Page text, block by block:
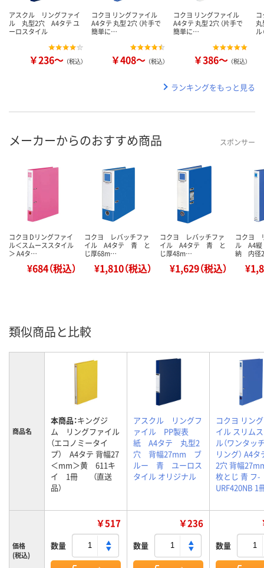
アスクル リングファイ
ル 丸型2穴 A4タテ ユ
ーロスタイル
￥236～ （税込）
コクヨ リングファイル
A4タテ 丸型 2穴 （片手で
簡単に…
￥408～ （税込）
コクヨ リングファイル
A4タテ 丸型 2穴 （片手で
簡単に…
￥386～ （税込）
ランキングをもっと見る
メーカーからのおすすめ商品 スポンサー
コクヨ Dリングファイ
ル＜スムーススタイル
＞ A4タ…
¥684（税込）
コクヨ レバッチファ
イル A4タテ 青 と
じ厚68m…
¥1,810（税込）
コクヨ レバッチファ
イル A4タテ 青 と
じ厚48m…
¥1,629（税込）
コクヨ
ル A4
納 内径
類似商品と比較
商品名
本商品：キングジ
ム リングファイル
（エコノミータイ
プ） A4タテ 背幅27
＜mm＞黄 611キ
イ 1冊 （直送
品）
アスクル リングフ
ァイル PP製表
紙 A4タテ 丸型2
穴 背幅27mm ブ
ルー 青 ユーロス
タイル オリジナル
コクヨ リン
イル スリム
ル（ワンタッ
リング） A4
2穴 背幅
枚とじ 青 フ-
URF420NB 1
価格
(税込)
￥517
数量
￥236
数量 数量